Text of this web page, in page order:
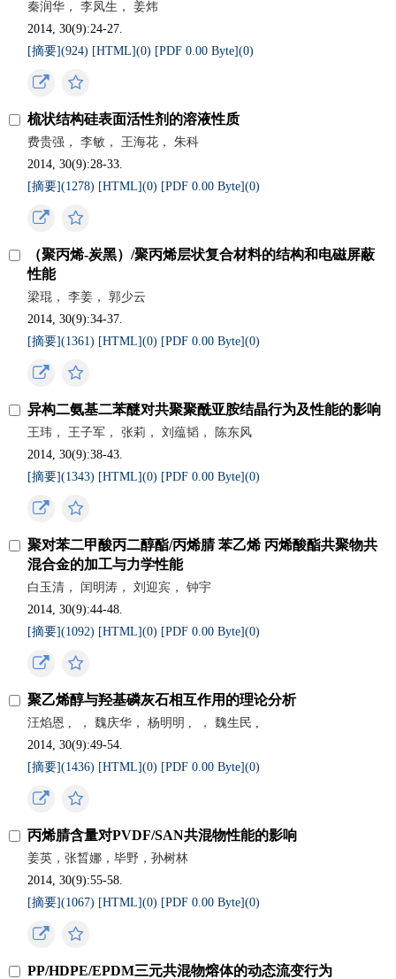
秦润华， 李凤生， 姜炜
2014, 30(9):24-27.
[摘要](924) [HTML](0) [PDF 0.00 Byte](0)
梳状结构硅表面活性剂的溶液性质
费贵强， 李敏， 王海花， 朱科
2014, 30(9):28-33.
[摘要](1278) [HTML](0) [PDF 0.00 Byte](0)
（聚丙烯-炭黑）/聚丙烯层状复合材料的结构和电磁屏蔽
性能
梁琨， 李姜， 郭少云
2014, 30(9):34-37.
[摘要](1361) [HTML](0) [PDF 0.00 Byte](0)
异构二氨基二苯醚对共聚聚酰亚胺结晶行为及性能的影响
王玮， 王子军， 张莉， 刘蕴韬， 陈东风
2014, 30(9):38-43.
[摘要](1343) [HTML](0) [PDF 0.00 Byte](0)
聚对苯二甲酸丙二醇酯/丙烯腈 苯乙烯 丙烯酸酯共聚物共
混合金的加工与力学性能
白玉清， 闰明涛， 刘迎宾， 钟宇
2014, 30(9):44-48.
[摘要](1092) [HTML](0) [PDF 0.00 Byte](0)
聚乙烯醇与羟基磷灰石相互作用的理论分析
汪焰恩 , ， 魏庆华， 杨明明 , ， 魏生民 ,
2014, 30(9):49-54.
[摘要](1436) [HTML](0) [PDF 0.00 Byte](0)
丙烯腈含量对PVDF/SAN共混物性能的影响
姜英，张晳娜，毕野，孙树林
2014, 30(9):55-58.
[摘要](1067) [HTML](0) [PDF 0.00 Byte](0)
PP/HDPE/EPDM三元共混物熔体的动态流变行为